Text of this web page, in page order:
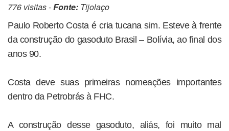
776 visitas -Fonte: Tijolaço
Paulo Roberto Costa é cria tucana sim. Esteve à frente
da construção do gasoduto Brasil – Bolívia, ao final dos
anos 90.
Costa deve suas primeiras nomeações importantes
dentro da Petrobrás à FHC.
A construção desse gasoduto, aliás, foi muito mal